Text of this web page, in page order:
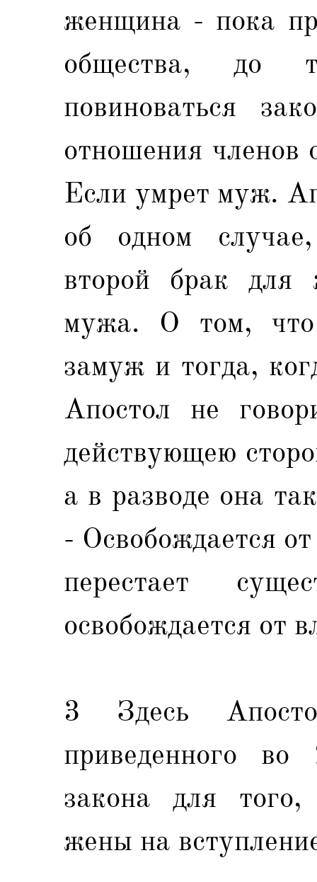
женщина - пока
общества, до
повиноваться
отношения членов
Если умрет муж.
об одном
второй брак
мужа. О том, что
замуж и тогда,
Апостол не
действующею
а в разводе она
- Освобождается
перестает
освобождается от
3 Здесь
приведенного
закона для
жены на